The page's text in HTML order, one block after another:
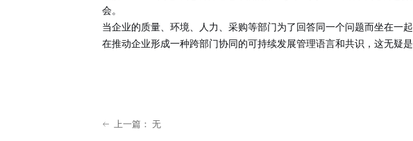
会。
当企业的质量、环境、人力、采购等部门为了回答同一个问题而坐在
在推动企业形成一种跨部门协同的可持续发展管理语言和共识 ，这无疑
ꂃ 上一篇： 无